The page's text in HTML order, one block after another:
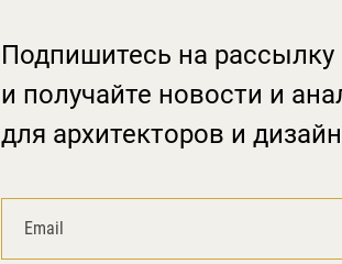
Подпишитесь на рассылку
и получайте новости и
для архитекторов и